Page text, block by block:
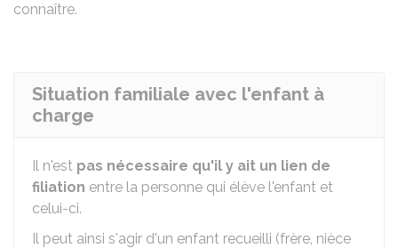
connaître.
Situation familiale avec l'enfant à
charge
Il n'est pas nécessaire qu'il y ait un lien de
filiation entre la personne qui élève l'enfant et
celui-ci.
Il peut ainsi s'agir d'un enfant recueilli (frère, nièce